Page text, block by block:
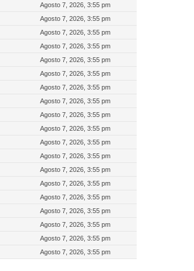
Agosto 7, 2026, 3:55 pm
Agosto 7, 2026, 3:55 pm
Agosto 7, 2026, 3:55 pm
Agosto 7, 2026, 3:55 pm
Agosto 7, 2026, 3:55 pm
Agosto 7, 2026, 3:55 pm
Agosto 7, 2026, 3:55 pm
Agosto 7, 2026, 3:55 pm
Agosto 7, 2026, 3:55 pm
Agosto 7, 2026, 3:55 pm
Agosto 7, 2026, 3:55 pm
Agosto 7, 2026, 3:55 pm
Agosto 7, 2026, 3:55 pm
Agosto 7, 2026, 3:55 pm
Agosto 7, 2026, 3:55 pm
Agosto 7, 2026, 3:55 pm
Agosto 7, 2026, 3:55 pm
Agosto 7, 2026, 3:55 pm
Agosto 7, 2026, 3:55 pm